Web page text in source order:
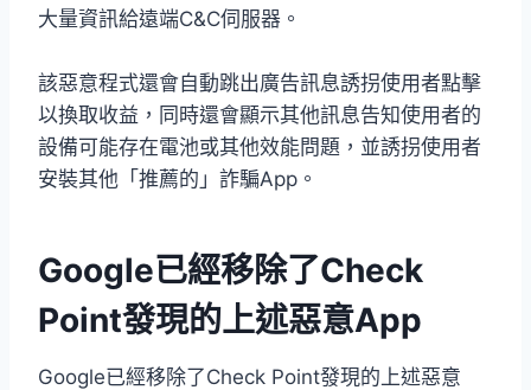
大量資訊給遠端C&C伺服器。
該惡意程式還會自動跳出廣告訊息誘拐使用者點擊
以換取收益，同時還會顯示其他訊息告知使用者的
設備可能存在電池或其他效能問題，並誘拐使用者
安裝其他「推薦的」詐騙App。
Google已經移除了Check
Point發現的上述惡意App
Google已經移除了Check Point發現的上述惡意